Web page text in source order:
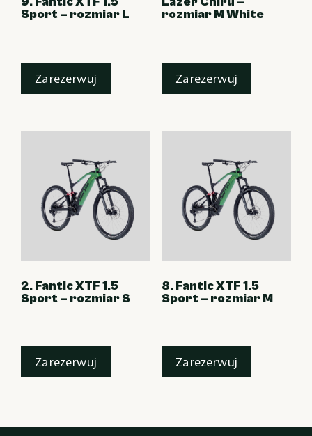
Sport – rozmiar L
Zarezerwuj
rozmiar M White
Zarezerwuj
2. Fantic XTF 1.5
Sport – rozmiar S
Zarezerwuj
8. Fantic XTF 1.5
Sport – rozmiar M
Zarezerwuj